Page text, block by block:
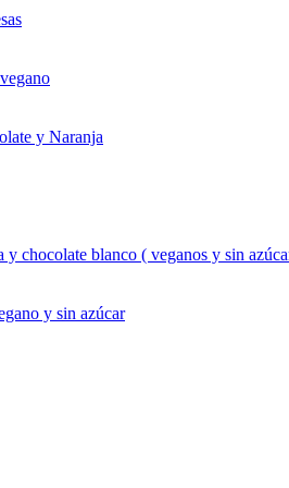
y Naranja
y chocolate blanco ( veganos y sin
y sin azúcar